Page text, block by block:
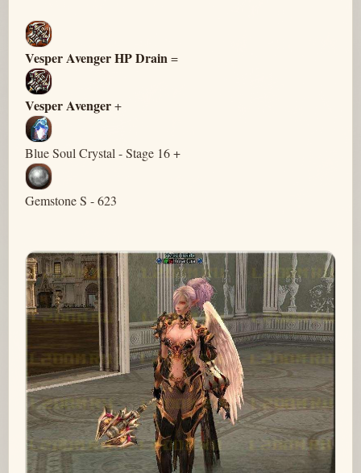
Vesper Avenger HP Drain=
Vesper Avenger+
Blue Soul Crystal - Stage 16 +
Gemstone S - 623